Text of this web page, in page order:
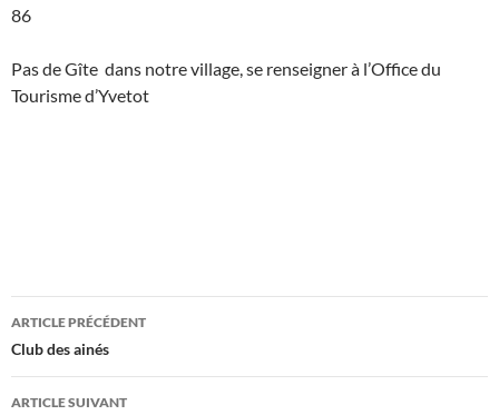
86
Pas de Gîte dans notre village, se renseigner à l’Office du
Tourisme d’Yvetot
Navigation
des
articles
ARTICLE PRÉCÉDENT
Club des ainés
ARTICLE SUIVANT